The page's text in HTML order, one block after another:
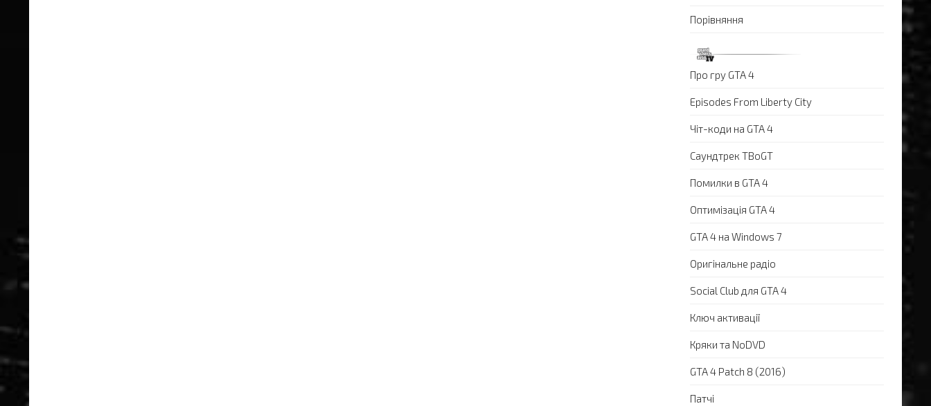
Порівняння
Про гру GTA 4
Episodes From Liberty City
Чіт-коди на GTA 4
Саундтрек TBoGT
Помилки в GTA 4
Оптимізація GTA 4
GTA 4 на Windows 7
Оригінальне радіо
Social Club для GTA 4
Ключ активації
Кряки та NoDVD
GTA 4 Patch 8 (2016)
Патчі